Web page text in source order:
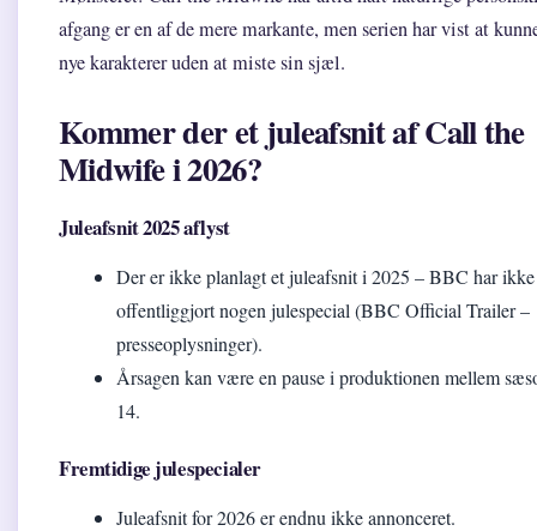
afgang er en af de mere markante, men serien har vist at
nye karakterer uden at miste sin sjæl.
Kommer der et juleafsnit af Call the
Midwife i 2026?
Juleafsnit 2025 aflyst
Der er ikke planlagt et juleafsnit i 2025 – BBC har ikke
offentliggjort nogen julespecial (BBC Official Trailer –
presseoplysninger).
Årsagen kan være en pause i produktionen mellem
14.
Fremtidige julespecialer
Juleafsnit for 2026 er endnu ikke annonceret.